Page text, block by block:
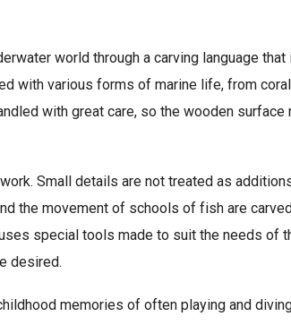
world through a carving language
with various forms of marine life, from
with great care, so the wooden
Small details are not treated as
the movement of schools of fish are
special tools made to suit the needs
desired.
memories of often playing and